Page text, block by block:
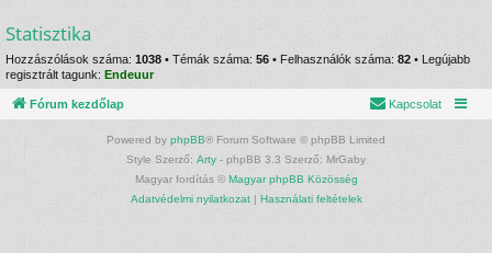
Statisztika
Hozzászólások száma: 1038 • Témák száma: 56 • Felhasználók száma: 82 • Legújabb
regisztrált tagunk: Endeuur
Fórum kezdőlap Kapcsolat
Powered by phpBB® Forum Software © phpBB Limited
Style Szerző: Arty - phpBB 3.3 Szerző: MrGaby
Magyar fordítás © Magyar phpBB Közösség
Adatvédelmi nyilatkozat| Használati feltételek